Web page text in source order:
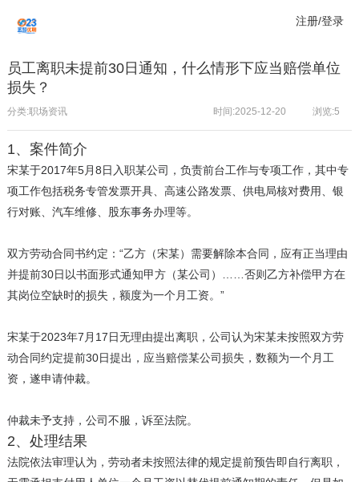
注册/登录
员工离职未提前30日通知，什么情形下应当赔偿单位
损失？
分类:职场资讯 浏览:5
时间:2025-12-20
1、案件简介
宋某于2017年5月8日入职某公司，负责前台工作与专项工作，其中专
项工作包括税务专管发票开具、高速公路发票、供电局核对费用、银
行对账、汽车维修、股东事务办理等。
双方劳动合同书约定：“乙方（宋某）需要解除本合同，应有正当理由
并提前30日以书面形式通知甲方（某公司）……否则乙方补偿甲方在
其岗位空缺时的损失，额度为一个月工资。”
宋某于2023年7月17日无理由提出离职，公司认为宋某未按照双方劳
动合同约定提前30日提出，应当赔偿某公司损失，数额为一个月工
资，遂申请仲裁。
仲裁未予支持，公司不服，诉至法院。
2、处理结果
法院依法审理认为，劳动者未按照法律的规定提前预告即自行离职，